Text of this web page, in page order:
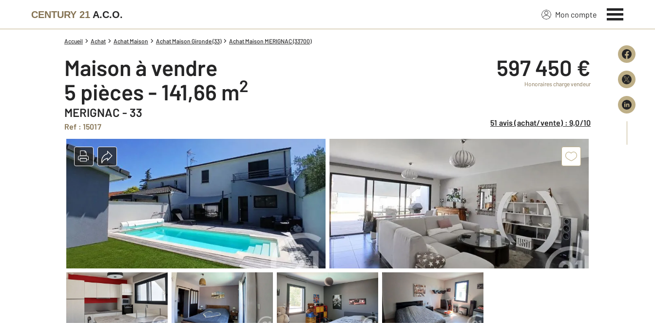
CENTURY 21 A.C.O. Mon compte
Accueil Achat Achat Maison Achat Maison Gironde (33) Achat Maison MERIGNAC (33700)
Maison à vendre
5 pièces - 141,66 m2
MERIGNAC - 33
Ref : 15017
597 450 €
Honoraires charge vendeur
51 avis (achat/vente) : 9,0/10